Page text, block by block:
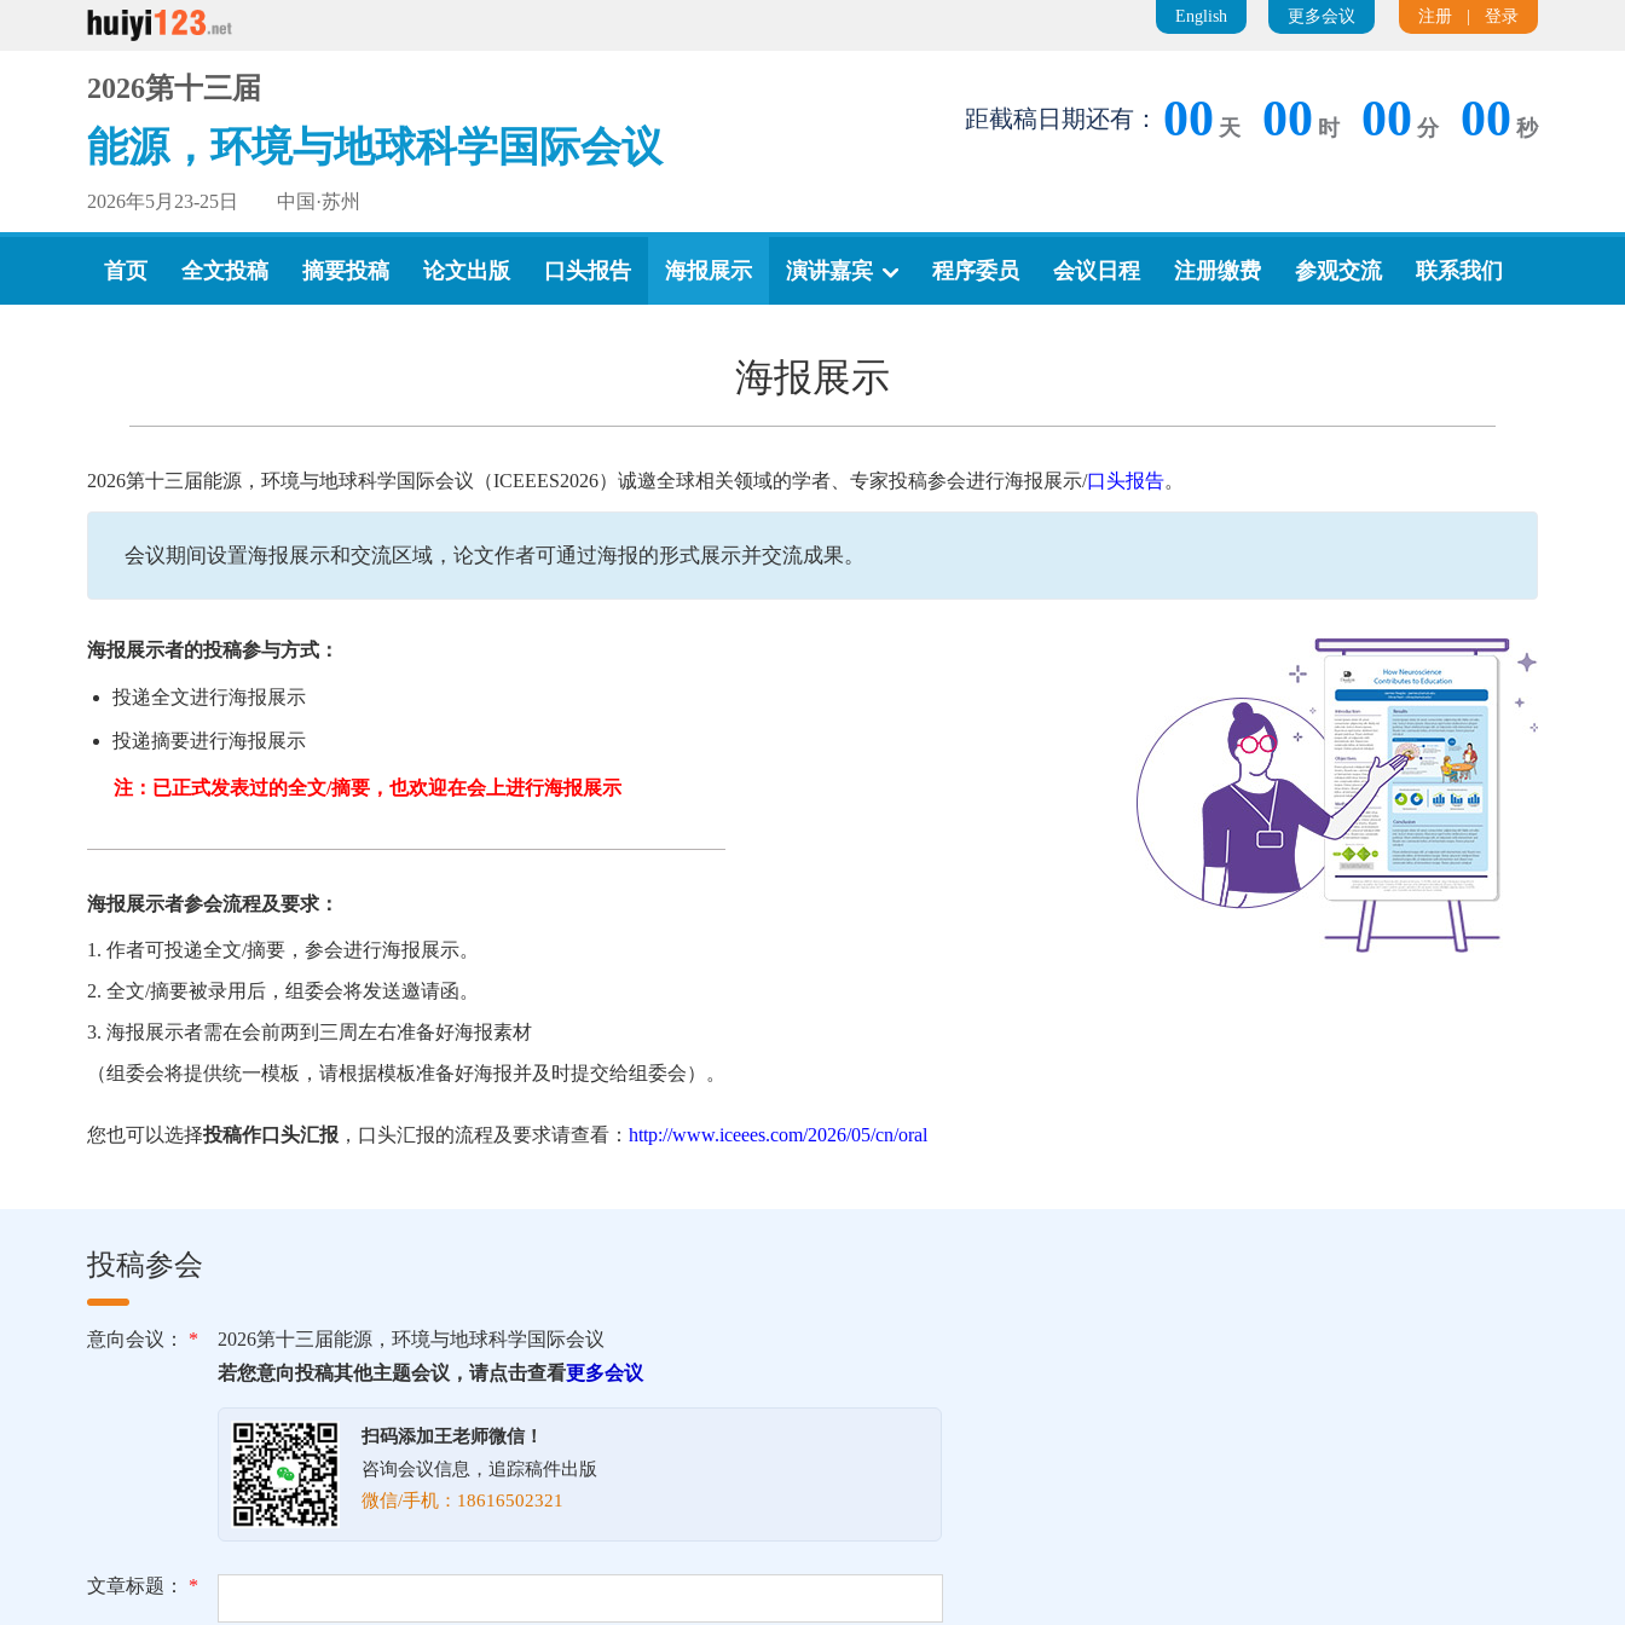
注册 登录
更多会议
English
2026第十三届
能源，环境与地球科学国际会议
2026年5月23-25日 中国·苏州
距截稿日期还有： 00 天 00 时 00 分 00 秒
首页 全文投稿 摘要投稿 论文出版 口头报告 海报展示 演讲嘉宾 程序委员 会议日程 注册缴费 参观交流 联系我们
海报展示
2026第十三届能源，环境与地球科学国际会议（ICEEES2026）诚邀全球相关领域的学者、专家投稿参会进行海报展示/口头报告。
会议期间设置海报展示和交流区域，论文作者可通过海报的形式展示并交流成果。
海报展示者的投稿参与方式：
投递全文进行海报展示
投递摘要进行海报展示
注：已正式发表过的全文/摘要，也欢迎在会上进行海报展示
海报展示者参会流程及要求：
1. 作者可投递全文/摘要，参会进行海报展示。
2. 全文/摘要被录用后，组委会将发送邀请函。
3. 海报展示者需在会前两到三周左右准备好海报素材
（组委会将提供统一模板，请根据模板准备好海报并及时提交给组委会）。
您也可以选择投稿作口头汇报 ，口头汇报的流程及要求请查看： http://www.iceees.com/2026/05/cn/oral
投稿参会
意向会议： *
2026第十三届能源，环境与地球科学国际会议
若您意向投稿其他主题会议，请点击查看更多会议
扫码添加王老师微信！
咨询会议信息，追踪稿件出版
微信/手机：18616502321
文章标题： *